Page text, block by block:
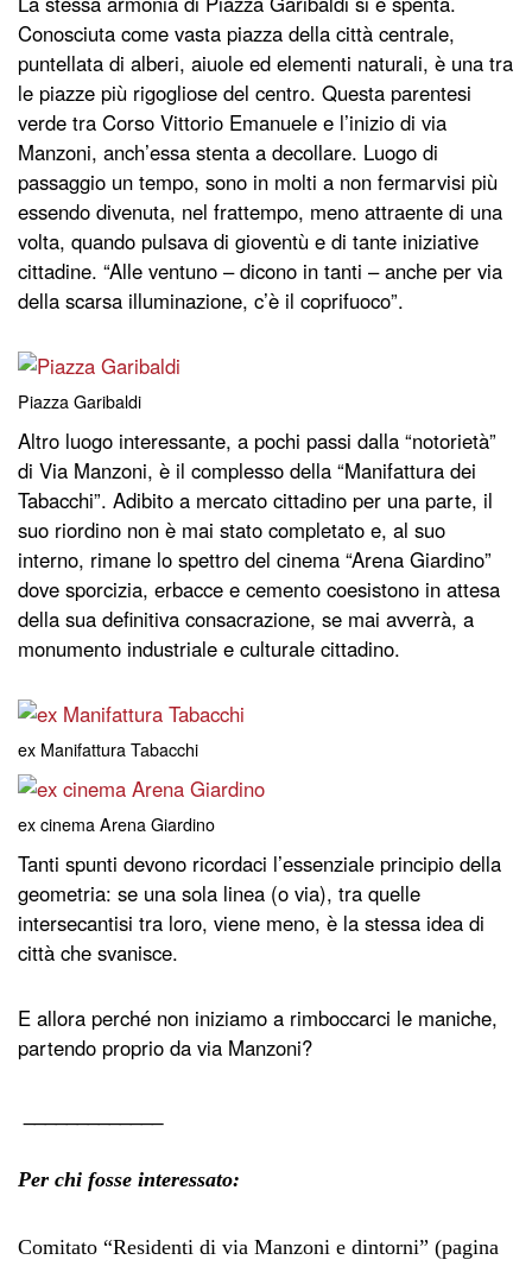
Conosciuta come vasta piazza della città centrale,
puntellata di alberi, aiuole ed elementi naturali, è una tra
le piazze più rigogliose del centro. Questa parentesi
verde tra Corso Vittorio Emanuele e l’inizio di via
Manzoni, anch’essa stenta a decollare. Luogo di
passaggio un tempo, sono in molti a non fermarvisi più
essendo divenuta, nel frattempo, meno attraente di una
volta, quando pulsava di gioventù e di tante iniziative
cittadine. “Alle ventuno – dicono in tanti – anche per via
della scarsa illuminazione, c’è il coprifuoco”.
Piazza Garibaldi
Altro luogo interessante, a pochi passi dalla “notorietà”
di Via Manzoni, è il complesso della “Manifattura dei
Tabacchi”. Adibito a mercato cittadino per una parte, il
suo riordino non è mai stato completato e, al suo
interno, rimane lo spettro del cinema “Arena Giardino”
dove sporcizia, erbacce e cemento coesistono in attesa
della sua definitiva consacrazione, se mai avverrà, a
monumento industriale e culturale cittadino.
ex Manifattura Tabacchi
ex cinema Arena Giardino
Tanti spunti devono ricordaci l’essenziale principio della
geometria: se una sola linea (o via), tra quelle
intersecantisi tra loro, viene meno, è la stessa idea di
città che svanisce.
E allora perché non iniziamo a rimboccarci le maniche,
partendo proprio da via Manzoni?
Per chi fosse interessato:
Comitato “Residenti di via Manzoni e dintorni” (pagina